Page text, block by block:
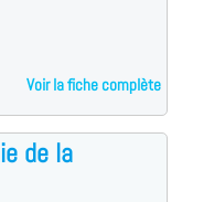
Voir la fiche complète
de la